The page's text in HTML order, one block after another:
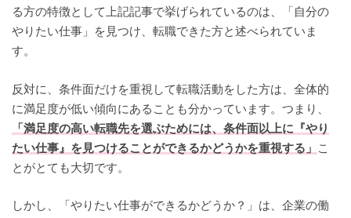
る方の特徴として上記記事で挙げられているのは、「自分の
やりたい仕事」を見つけ、転職できた方と述べられていま
す。
反対に、条件面だけを重視して転職活動をした方は、全体的
に満足度が低い傾向にあることも分かっています。つまり、
「満足度の高い転職先を選ぶためには、条件面以上に『やり
たい仕事』を見つけることができるかどうかを重視する」
こ
とがとても大切です。
しかし、「やりたい仕事ができるかどうか？」は、企業の働